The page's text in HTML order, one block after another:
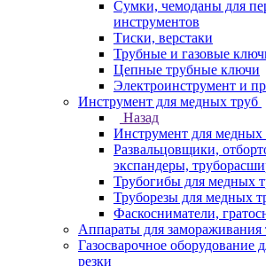
Сумки, чемоданы для
инструментов
Тиски, верстаки
Трубные и газовые
Цепные трубные ключи
Электроинструмент и
Инструмент для медных труб
Назад
Инструмент для медных
Развальцовщики,
экспандеры,
Трубогибы для медных
Труборезы для медных
Фаскосниматели,
Аппараты для замораживания
Газосварочное оборудование
резки